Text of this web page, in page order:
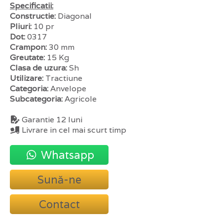
Specificatii:
Constructie: Diagonal
Pliuri: 10 pr
Dot:0317
Crampon:30 mm
Greutate: 15 Kg
Clasa de uzura:Sh
Utilizare: Tractiune
Categoria:Anvelope
Subcategoria:Agricole
Garantie 12 luni
Livrare in cel mai scurt timp
Whatsapp
Sună-ne
Contact